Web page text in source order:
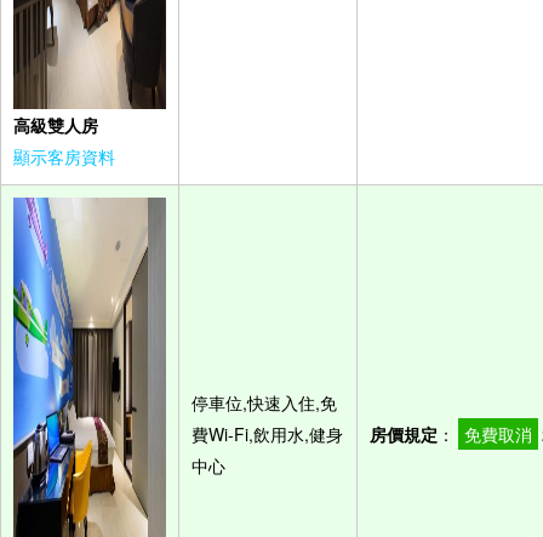
高級雙人房
顯示客房資料
停車位,快速入住,免
費Wi-Fi,飲用水,健身
中心
房價規定 ： 免費取消